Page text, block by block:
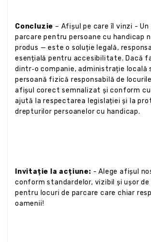
Concluzie – Afișul pe care îl vinzi - Un
parcare pentru persoane cu handicap
produs — este o soluție legală,
esențială pentru accesibilitate. Dacă
dintr‑o companie, administrație locală
persoană fizică responsabilă de
afișul corect semnalizat și conform
ajută la respectarea legislației și la
drepturilor persoanelor cu handicap.
Invitație la acțiune: - Alege afișul
conform standardelor, vizibil și ușor
pentru locuri de parcare care chiar
oamenii!